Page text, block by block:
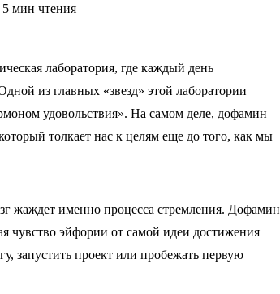
5 мин чтения
лаборатория, где каждый день
из главных «звезд» этой лаборатории
удовольствия». На самом деле, дофамин
толкает нас к целям еще до того, как мы
жаждет именно процесса стремления. Дофамин
чувство эйфории от самой идеи достижения
запустить проект или пробежать первую